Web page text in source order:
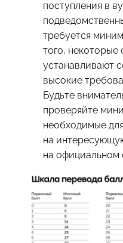
поступления в
требуется
того, некоторые
устанавливают
высокие
Будьте
проверяйте
необходимые
на
на официальном